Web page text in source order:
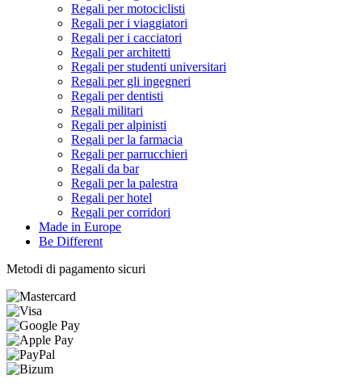
Regali per motociclisti
Regali per i viaggiatori
Regali per i cacciatori
Regali per architetti
Regali per studenti universitari
Regali per gli ingegneri
Regali per dentisti
Regali militari
Regali per alpinisti
Regali per la farmacia
Regali per parrucchieri
Regali da bar
Regali per la palestra
Regali per hotel
Regali per corridori
Made in Europe
Be Different
Metodi di pagamento sicuri